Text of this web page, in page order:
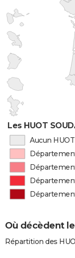
Les HUOT
Aucun
Où décèdent
Répartition des